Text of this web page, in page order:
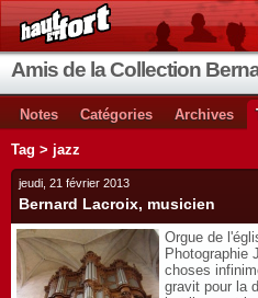
Amis de la Collection
Notes Catégories Archives
Tag > jazz
jeudi, 21 février 2013
Bernard Lacroix, musicien
Orgue de
Photographie
choses
gravit pour la